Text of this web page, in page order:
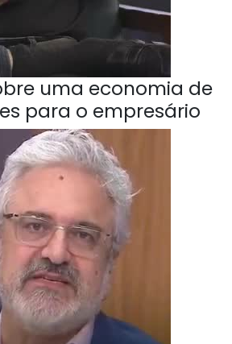
uma economia de
para o empresário